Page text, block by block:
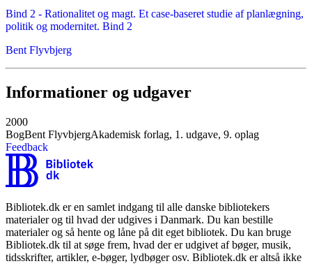
Bind 2 - Rationalitet og magt. Et case-baseret studie af planlægning,
politik og modernitet. Bind 2
Bent Flyvbjerg
Informationer og udgaver
2000
BogBent FlyvbjergAkademisk forlag, 1. udgave, 9. oplag
Feedback
Bibliotek.dk er en samlet indgang til alle danske bibliotekers
materialer og til hvad der udgives i Danmark. Du kan bestille
materialer og så hente og låne på dit eget bibliotek. Du kan bruge
Bibliotek.dk til at søge frem, hvad der er udgivet af bøger, musik,
tidsskrifter, artikler, e-bøger, lydbøger osv. Bibliotek.dk er altså ikke